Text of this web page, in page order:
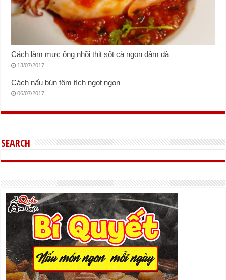
Cách làm mực ống nhồi thịt sốt cà ngon đậm đà
13/07/2017
Cách nấu bún tôm tích ngọt ngon
06/07/2017
SEARCH